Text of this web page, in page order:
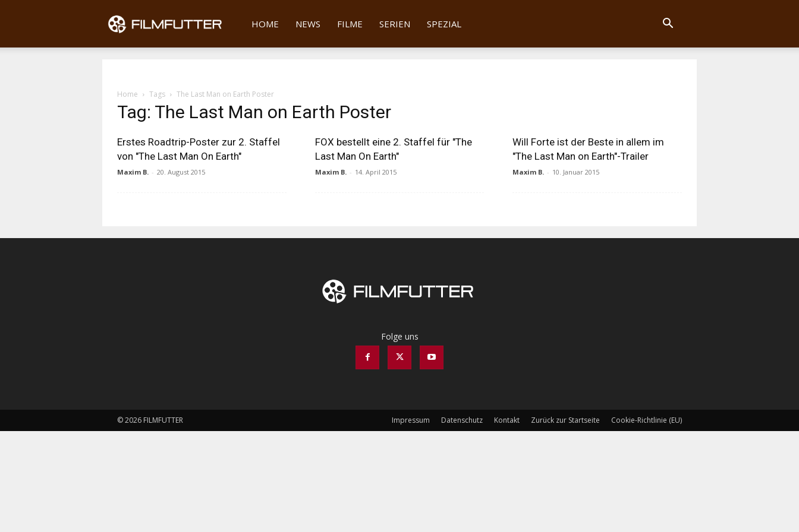
Filmfutter
HOME NEWS FILME SERIEN SPEZIAL
Home Tags The Last Man on Earth Poster
Tag: The Last Man on Earth Poster
Erstes Roadtrip-Poster zur 2. Staffel
von "The Last Man On Earth"
Maxim B. - 20. August 2015
FOX bestellt eine 2. Staffel für "The
Last Man On Earth"
Maxim B. - 14. April 2015
Will Forte ist der Beste in allem im
"The Last Man on Earth"-Trailer
Maxim B. - 10. Januar 2015
Folge uns
Impressum Datenschutz Kontakt Zurück zur Startseite Cookie-Richtlinie (EU)
© 2026 FILMFUTTER